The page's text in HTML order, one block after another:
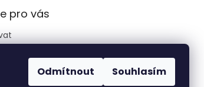
Odmítnout Souhlasím
pro vás